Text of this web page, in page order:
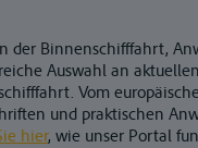
der Binnenschifffahrt,
Auswahl an
Vom
und praktischen
hier, wie unser Portal